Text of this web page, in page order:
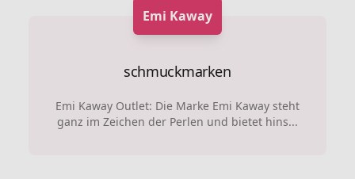
Emi Kaway
schmuckmarken
Emi Kaway Outlet: Die Marke Emi Kaway steht
ganz im Zeichen der Perlen und bietet hins...